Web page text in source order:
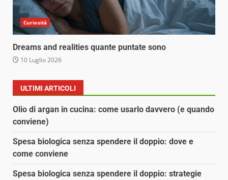
Curiosità
Dreams and realities quante puntate sono
10 Luglio 2026
ULTIMI ARTICOLI
Olio di argan in cucina: come usarlo davvero (e quando
conviene)
Spesa biologica senza spendere il doppio: dove e
come conviene
Spesa biologica senza spendere il doppio: strategie